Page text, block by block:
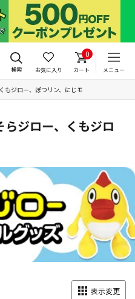
検索 お気に入り
0
カート メニュー
ジロー、ぽつリン、にじモ
ジロー、くもジロ
表示変更